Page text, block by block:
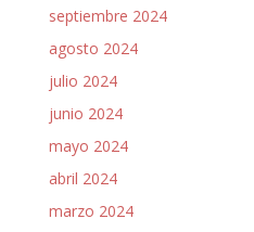
septiembre 2024
agosto 2024
julio 2024
junio 2024
mayo 2024
abril 2024
marzo 2024